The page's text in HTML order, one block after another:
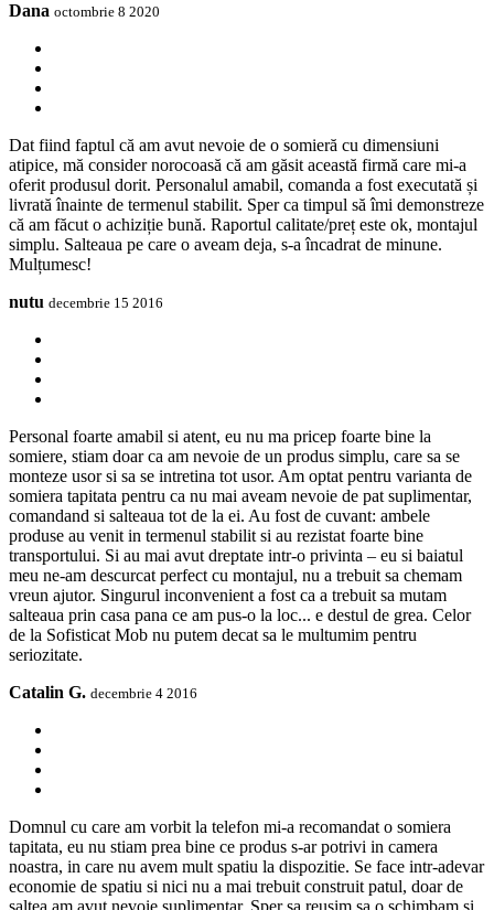
Dana octombrie 8 2020
Dat fiind faptul că am avut nevoie de o somieră cu dimensiuni
atipice, mă consider norocoasă că am găsit această firmă care mi-a
oferit produsul dorit. Personalul amabil, comanda a fost executată și
livrată înainte de termenul stabilit. Sper ca timpul să îmi demonstreze
că am făcut o achiziție bună. Raportul calitate/preț este ok, montajul
simplu. Salteaua pe care o aveam deja, s-a încadrat de minune.
Mulțumesc!
nutu decembrie 15 2016
Personal foarte amabil si atent, eu nu ma pricep foarte bine la
somiere, stiam doar ca am nevoie de un produs simplu, care sa se
monteze usor si sa se intretina tot usor. Am optat pentru varianta de
somiera tapitata pentru ca nu mai aveam nevoie de pat suplimentar,
comandand si salteaua tot de la ei. Au fost de cuvant: ambele
produse au venit in termenul stabilit si au rezistat foarte bine
transportului. Si au mai avut dreptate intr-o privinta – eu si baiatul
meu ne-am descurcat perfect cu montajul, nu a trebuit sa chemam
vreun ajutor. Singurul inconvenient a fost ca a trebuit sa mutam
salteaua prin casa pana ce am pus-o la loc... e destul de grea. Celor
de la Sofisticat Mob nu putem decat sa le multumim pentru
seriozitate.
Catalin G. decembrie 4 2016
Domnul cu care am vorbit la telefon mi-a recomandat o somiera
tapitata, eu nu stiam prea bine ce produs s-ar potrivi in camera
noastra, in care nu avem mult spatiu la dispozitie. Se face intr-adevar
economie de spatiu si nici nu a mai trebuit construit patul, doar de
saltea am avut nevoie suplimentar. Sper sa reusim sa o schimbam si